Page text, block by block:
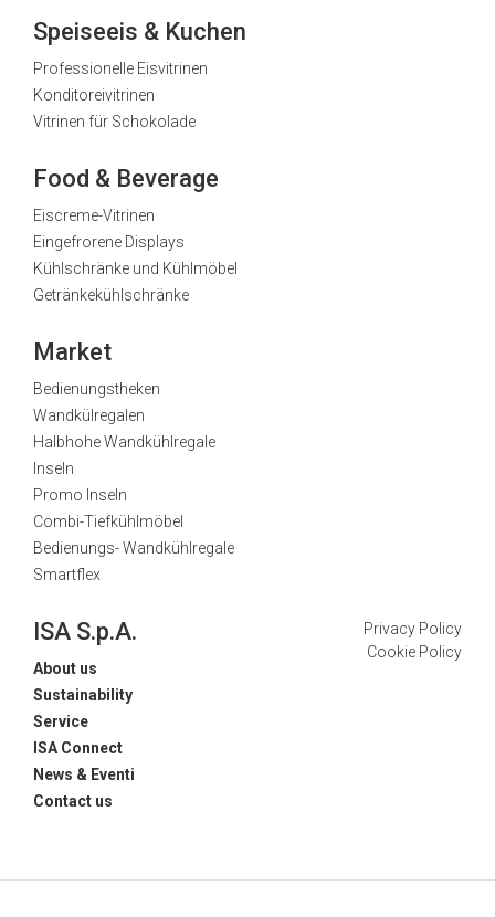
Speiseeis & Kuchen
Professionelle Eisvitrinen
Konditoreivitrinen
Vitrinen für Schokolade
Food & Beverage
Eiscreme-Vitrinen
Eingefrorene Displays
Kühlschränke und Kühlmöbel
Getränkekühlschränke
Market
Bedienungstheken
Wandkülregalen
Halbhohe Wandkühlregale
Inseln
Promo Inseln
Combi-Tiefkühlmöbel
Bedienungs- Wandkühlregale
Smartflex
ISA S.p.A.
About us
Sustainability
Service
ISA Connect
News & Eventi
Contact us
Privacy Policy
Cookie Policy